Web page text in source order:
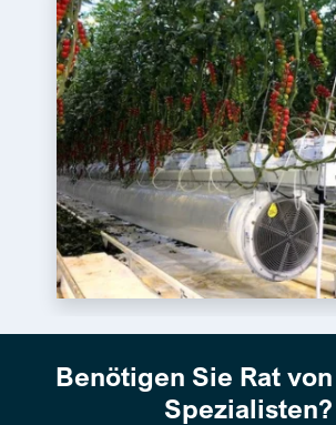
Benötigen Sie Rat
Spezialisten?